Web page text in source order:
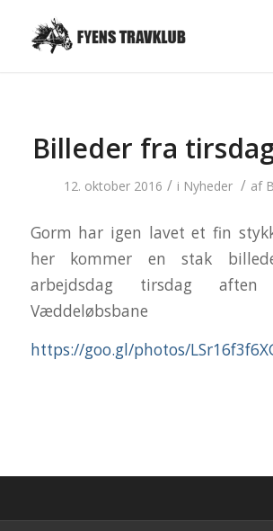
Billeder fra
12. oktober 2016 / i Nyheder / af
Gorm har igen lavet et fin
her kommer en stak
arbejdsdag tirsdag
Væddeløbsbane
https://goo.gl/photos/